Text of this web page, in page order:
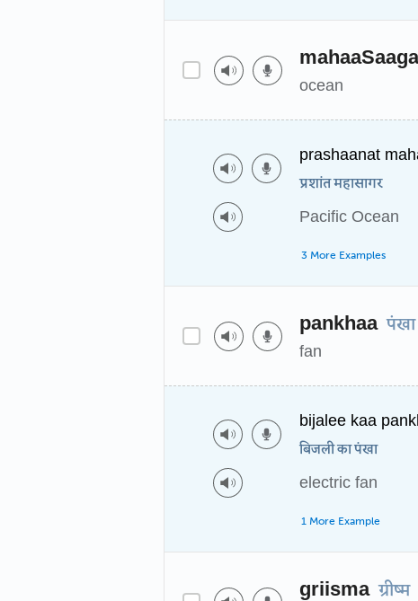
ocean
prashaanat
प्रशांत महासागर
Pacific Ocean
3 More Examples
pankhaa पंखा
fan
bijalee kaa
बिजली का पंखा
electric fan
1 More Example
griisma ग्रीष्म